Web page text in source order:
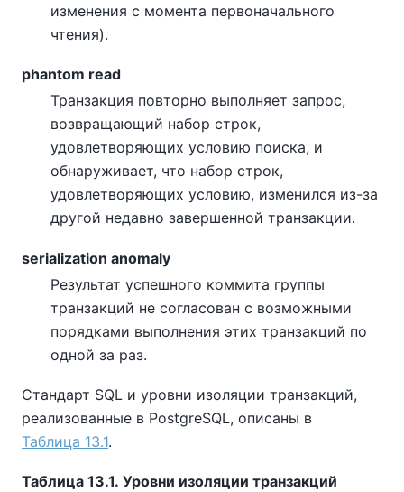
изменения с момента первоначального
чтения).
phantom read
Транзакция повторно выполняет запрос,
возвращающий набор строк,
удовлетворяющих условию поиска, и
обнаруживает, что набор строк,
удовлетворяющих условию, изменился из-за
другой недавно завершенной транзакции.
serialization anomaly
Результат успешного коммита группы
транзакций не согласован с возможными
порядками выполнения этих транзакций по
одной за раз.
Стандарт SQL и уровни изоляции транзакций,
реализованные в PostgreSQL, описаны в
Таблица 13.1.
Таблица 13.1. Уровни изоляции транзакций